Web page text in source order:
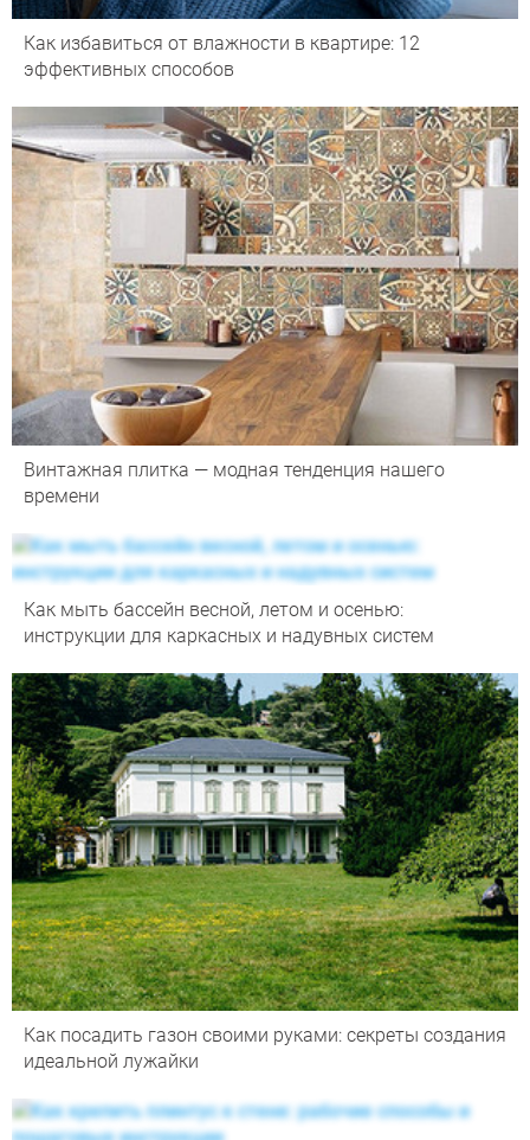
Как избавиться от влажности в квартире: 12
эффективных способов
Винтажная плитка — модная тенденция нашего
времени
Как мыть бассейн весной, летом и осенью:
инструкции для каркасных и надувных систем
Как посадить газон своими руками: секреты создания
идеальной лужайки